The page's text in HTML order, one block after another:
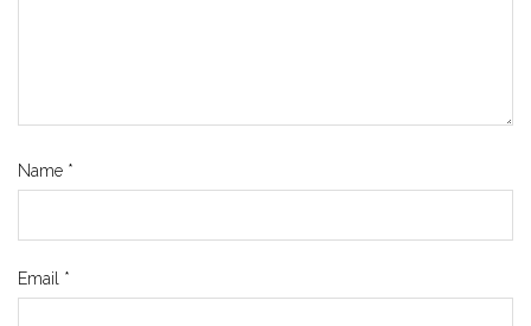
Name *
Email *